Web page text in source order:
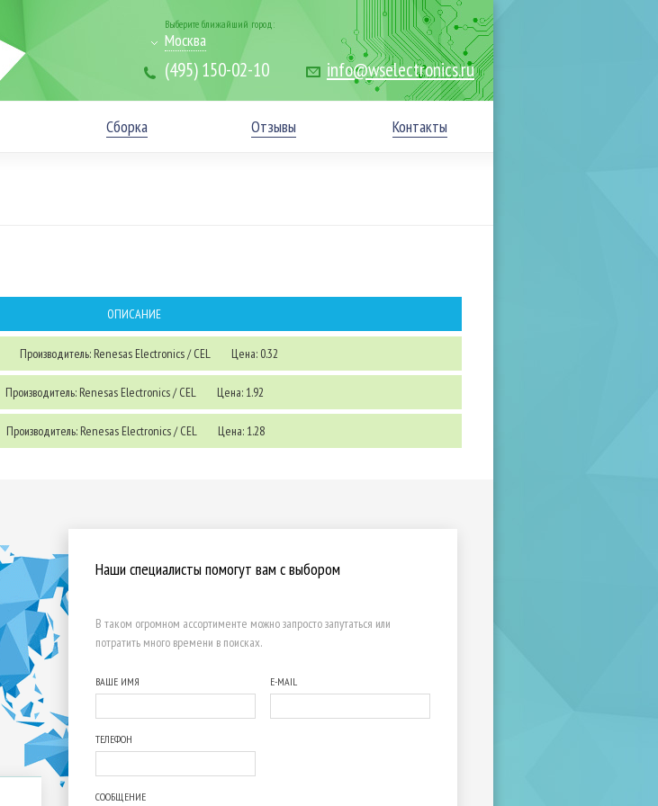
Выберите ближайший город:
Москва
(495) 150-02-10 info@wselectronics.ru
Сборка Отзывы Контакты
ОПИСАНИЕ
Производитель: Renesas Electronics / CEL Цена: 0.32
Производитель: Renesas Electronics / CEL Цена: 1.92
Производитель: Renesas Electronics / CEL Цена: 1.28
Наши специалисты помогут вам с выбором
В таком огромном ассортименте можно запросто запутаться или
потратить много времени в поисках.
ВАШЕ ИМЯ E-MAIL
ТЕЛЕФОН
СООБЩЕНИЕ